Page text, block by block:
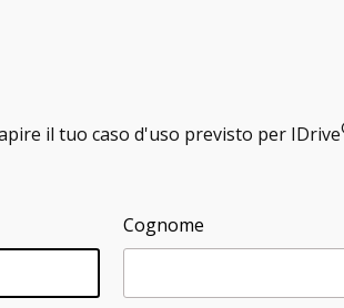
il tuo caso d'uso previsto per IDrive
Cognome